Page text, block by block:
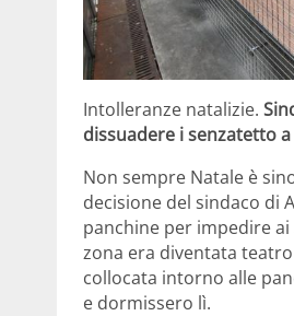
Intolleranze natalizie.
dissuadere i senzatetto
Non sempre Natale è
decisione del sindaco di
panchine per impedire
zona era diventata
collocata intorno alle
e dormissero lì.